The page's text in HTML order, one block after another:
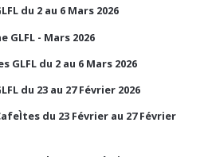
du 2 au 6 Mars 2026
GLFL - Mars 2026
GLFL du 2 au 6 Mars 2026
du 23 au 27 Février 2026
du 23 Février au 27 Février